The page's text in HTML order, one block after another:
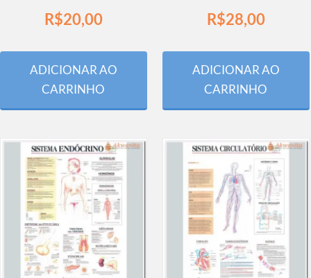
R$20,00
ADICIONAR AO
CARRINHO
R$28,00
ADICIONAR AO
CARRINHO